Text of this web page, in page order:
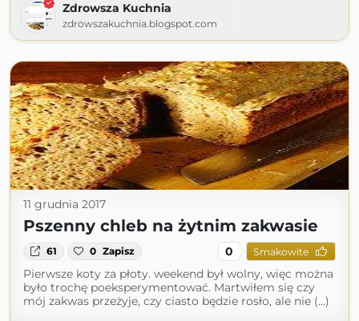
Zdrowsza Kuchnia
zdrowszakuchnia.blogspot.com
11 grudnia 2017
Pszenny chleb na żytnim zakwasie
61 0 Zapisz 0 Smakowite
Pierwsze koty za płoty. weekend był wolny, więc można
było trochę poeksperymentować. Martwiłem się czy
mój zakwas przeżyje, czy ciasto będzie rosło, ale nie (...)